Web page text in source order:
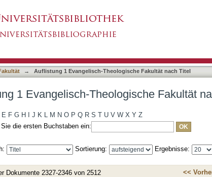
→ Auflistung 1 Evangelisch-Theologische Fakultät nach Titel
1 Evangelisch-Theologische Fakultät
E F G H J K L M N O P Q R S T U V W X Y Z
die ersten Buchstaben ein:
Sortierung: Ergebnisse:
Dokumente 2327-2346 von 2512 <<